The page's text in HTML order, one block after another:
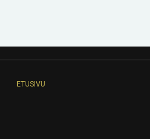
ETUSIVU